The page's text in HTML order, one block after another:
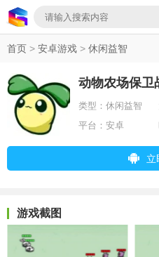
首页 > 安卓游戏 > 休闲益智
动物农场保卫
类型： 休闲益智
平台： 安卓
立
游戏截图